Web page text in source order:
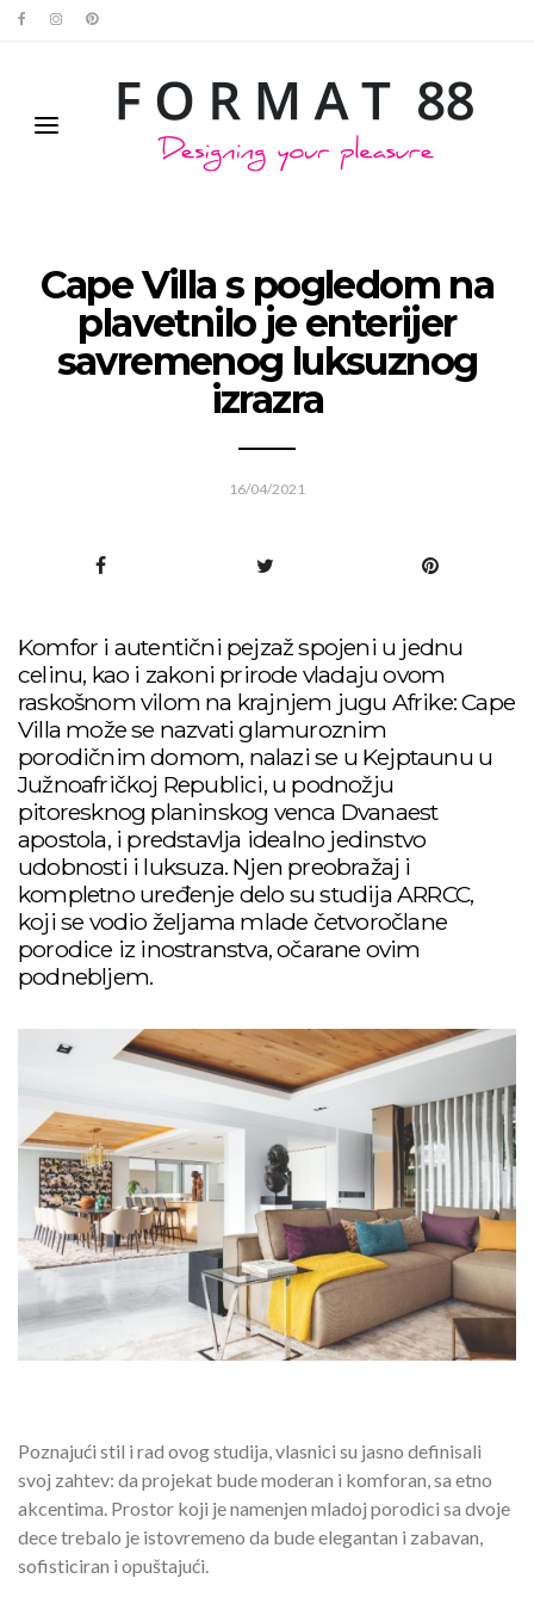
Cape Villa s pogledom na
plavetnilo je enterijer
savremenog luksuznog
izrazra
16/04/2021
Komfor i autentični pejzaž spojeni u jednu
celinu, kao i zakoni prirode vladaju ovom
raskošnom vilom na krajnjem jugu Afrike: Cape
Villa može se nazvati glamuroznim
porodičnim domom, nalazi se u Kejptaunu u
Južnoafričkoj Republici, u podnožju
pitoresknog planinskog venca Dvanaest
apostola, i predstavlja idealno jedinstvo
udobnosti i luksuza. Njen preobražaj i
kompletno uređenje delo su studija ARRCC,
koji se vodio željama mlade četvoročlane
porodice iz inostranstva, očarane ovim
podnebljem.
Poznajući stil i rad ovog studija, vlasnici su jasno definisali
svoj zahtev: da projekat bude moderan i komforan, sa etno
akcentima. Prostor koji je namenjen mladoj porodici sa dvoje
dece trebalo je istovremeno da bude elegantan i zabavan,
sofisticiran i opuštajući.